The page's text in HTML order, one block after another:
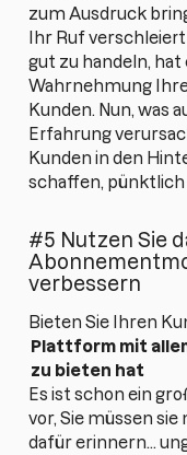
zum Ausdruck
Ihr Ruf
gut zu handeln, hat
Wahrnehmung
Kunden. Nun, was
Erfahrung
Kunden in den
schaffen, pünktlich
#5 Nutzen Sie
verbessern
Bieten Sie Ihren
Plattform mit
zu bieten hat
Es ist schon ein
vor, Sie müssen
dafür erinnern...